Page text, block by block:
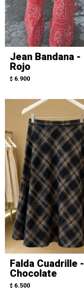
Jean Bandana -
Rojo
$ 6.900
Falda Cuadrille -
Chocolate
$ 6.500